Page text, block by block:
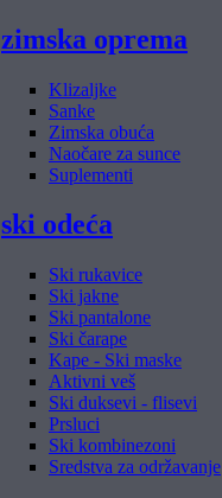
zimska oprema
Klizaljke
Sanke
Zimska obuća
Naočare za sunce
Suplementi
ski odeća
Ski rukavice
Ski jakne
Ski pantalone
Ski čarape
Kape - Ski maske
Aktivni veš
Ski duksevi - flisevi
Prsluci
Ski kombinezoni
Sredstva za održavanje